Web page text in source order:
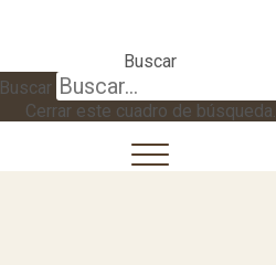
Buscar
Buscar
Cerrar este cuadro de búsqueda.